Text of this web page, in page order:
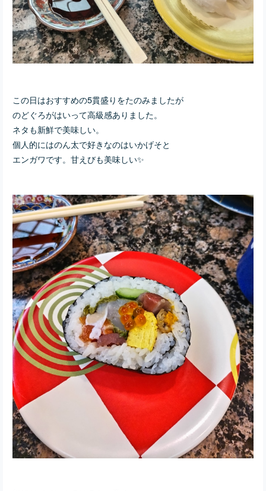
この日はおすすめの5貫盛りをたのみましたが
のどぐろがはいって高級感ありました。
ネタも新鮮で美味しい。
個人的にはのん太で好きなのはいかげそと
エンガワです。甘えびも美味しい✨